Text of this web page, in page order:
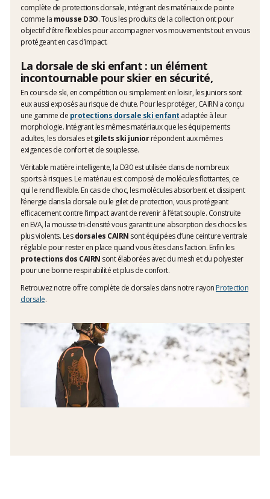
complète de protections dorsale, intégrant des matériaux de pointe
comme la mousse D3O. Tous les produits de la collection ont pour
objectif d’être flexibles pour accompagner vos mouvements tout en vous
protégeant en cas d’impact.
La dorsale de ski enfant : un élément
incontournable pour skier en sécurité,
En cours de ski, en compétition ou simplement en loisir, les juniors sont
eux aussi exposés au risque de chute. Pour les protéger, CAIRN a conçu
une gamme de protections dorsale ski enfant adaptée à leur
morphologie. Intégrant les mêmes matériaux que les équipements
adultes, les dorsales etgilets ski juniorrépondent aux mêmes
exigences de confort et de souplesse.
Véritable matière intelligente, la D30 est utilisée dans de nombreux
sports à risques. Le matériau est composé de molécules flottantes, ce
qui le rend flexible. En cas de choc, les molécules absorbent et dissipent
l’énergie dans la dorsale ou le gilet de protection, vous protégeant
efficacement contre l’impact avant de revenir à l’état souple. Construite
en EVA, la mousse tri-densité vous garantit une absorption des chocs les
plus violents. Lesdorsales CAIRN sont équipées d’une ceinture ventrale
réglable pour rester en place quand vous êtes dans l’action. Enfin les
protections dos CAIRN sont élaborées avec du mesh et du polyester
pour une bonne respirabilité et plus de confort.
Retrouvez notre offre complète de dorsales dans notre rayon Protection
dorsale.